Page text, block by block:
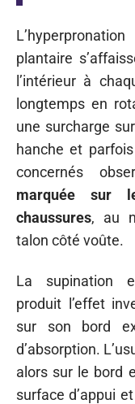
plantaire
l’intérieur à
longtemps en
une surcharge
hanche et
concernés
marquée sur
chaussures, au
talon côté voûte.
La supination
produit l’effet
sur son bord
d’absorption.
alors sur le bord
surface d’appui